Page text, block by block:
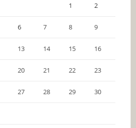
1 2
6 7 8 9
13 14 15 16
20 21 22 23
27 28 29 30